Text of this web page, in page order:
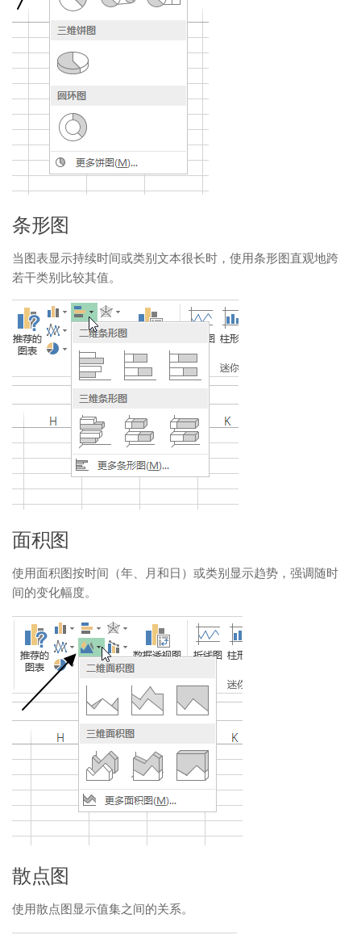
条形图
当图表显示持续时间或类别文本很长时，使用条形图直观地跨
若干类别比较其值。
面积图
使用面积图按时间（年、月和日）或类别显示趋势，强调随时
间的变化幅度。
散点图
使用散点图显示值集之间的关系。